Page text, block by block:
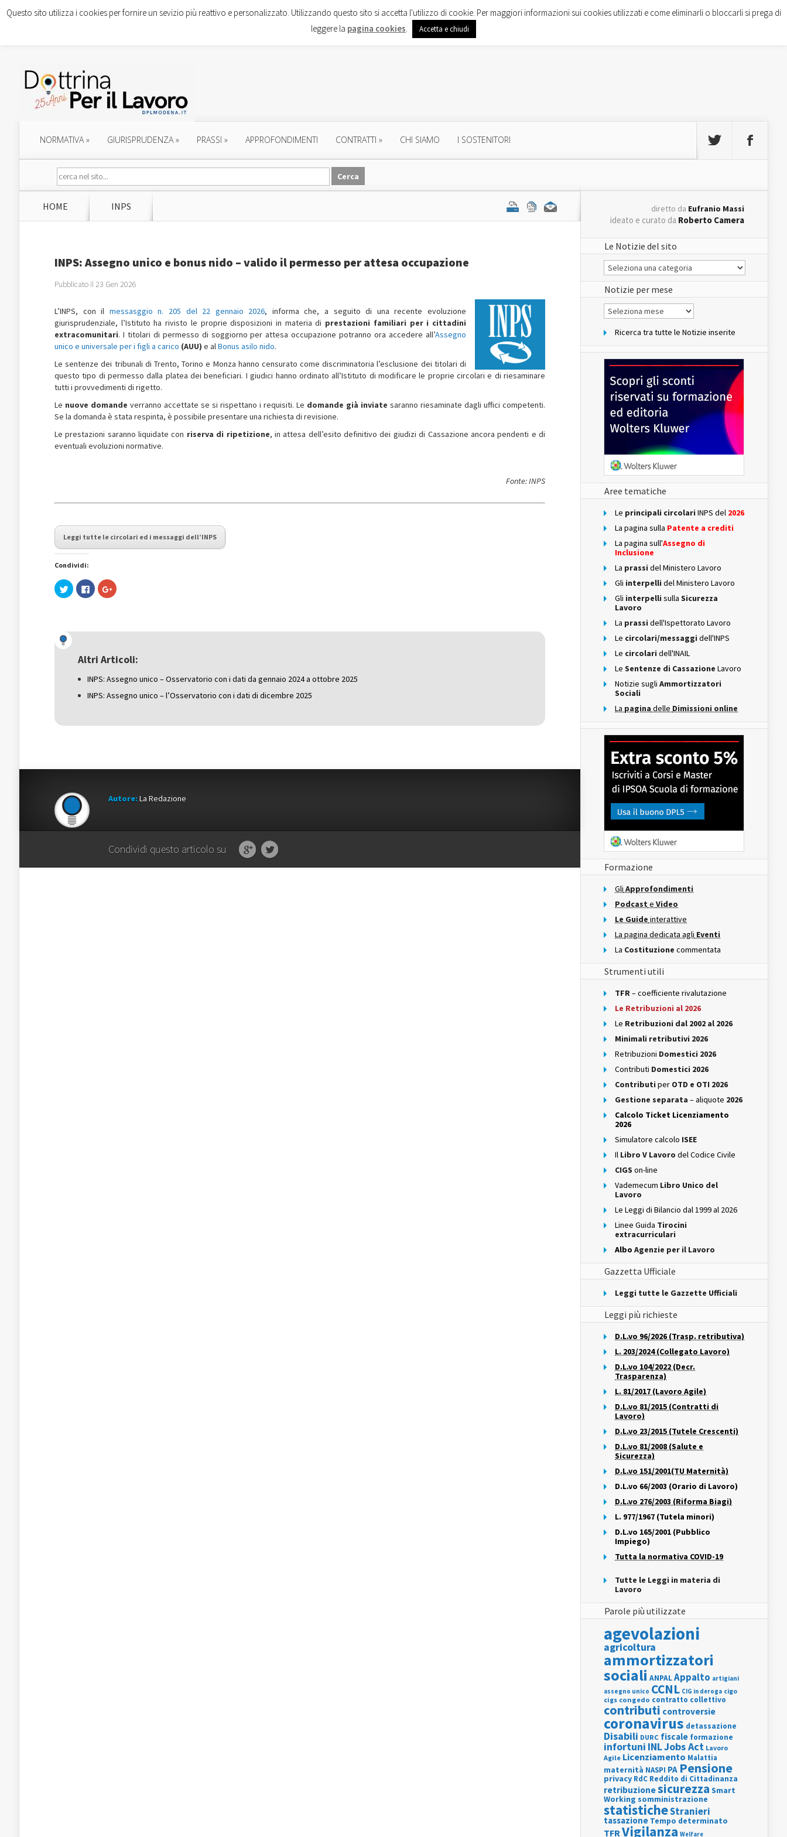
NORMATIVA» GIURISPRUDENZA» PRASSI » APPROFONDIMENTI CONTRATTI » CHI SIAMO I SOSTENITORI
HOME INPS
INPS: Assegno unico e bonus nido – valido il permesso per attesa occupazione
Pubblicato il 23 Gen 2026
L’INPS, con il messasggio n. 205 del 22 gennaio 2026, informa che, a seguito di una recente evoluzione
giurisprudenziale, l’Istituto ha rivisto le proprie disposizioni in materia di prestazioni familiari per i cittadini
extracomunitari. I titolari di permesso di soggiorno per attesa occupazione potranno ora accedere all’Assegno
unico e universale per i figli a carico (AUU) e alBonus asilo nido.
Le sentenze dei tribunali di Trento, Torino e Monza hanno censurato come discriminatoria l’esclusione dei titolari di
questo tipo di permesso dalla platea dei beneficiari. I giudici hanno ordinato all’Istituto di modificare le proprie circolari e di riesaminare
tutti i provvedimenti di rigetto.
Le nuove domande verranno accettate se si rispettano i requisiti. Le domande già inviate saranno riesaminate dagli uffici competenti.
Se la domanda è stata respinta, è possibile presentare una richiesta di revisione.
Le prestazioni saranno liquidate con riserva di ripetizione, in attesa dell’esito definitivo dei giudizi di Cassazione ancora pendenti e di
eventuali evoluzioni normative.
Fonte: INPS
Leggi tutte le circolari ed i messaggi dell’INPS
Condividi:
Fai
clic
(Si
apre
una
nuova
Fai
clic
nuova
finestra)
Fai
clic
una
nuova
Altri Articoli:
INPS: Assegno unico – Osservatorio con i dati da gennaio 2024 a ottobre 2025
INPS: Assegno unico – l’Osservatorio con i dati di dicembre 2025
Autore:La Redazione
Condividi questo articolo su
diretto da Eufranio Massi
ideato e curato da Roberto Camera
Le Notizie del sito
Le
Notizie
del
sito
Notizie per mese
Notizie
per
Ricerca tra tutte le Notizie inserite
Aree tematiche
Le principali circolari INPS del 2026
La pagina sulla Patente a crediti
La pagina sull'Assegno di
Inclusione
La prassi del Ministero Lavoro
Gli interpelli del Ministero Lavoro
Gli interpelli sulla Sicurezza
Lavoro
La prassi dell'Ispettorato Lavoro
Le circolari/messaggi dell'INPS
Le circolari dell'INAIL
Le Sentenze di Cassazione Lavoro
Notizie sugli Ammortizzatori
Sociali
La pagina delle Dimissioni online
Formazione
Gli Approfondimenti
Podcast e Video
Le Guide interattive
La pagina dedicata agli Eventi
La Costituzione commentata
Strumenti utili
TFR– coefficiente rivalutazione
Le Retribuzioni al 2026
Le Retribuzioni dal 2002 al 2026
Minimali retributivi 2026
Retribuzioni Domestici 2026
Contributi Domestici 2026
Contributi per OTD e OTI 2026
Gestione separata – aliquote 2026
Calcolo Ticket Licenziamento
2026
Simulatore calcolo ISEE
Il Libro V Lavoro del Codice Civile
CIGS on-line
Vademecum Libro Unico del
Lavoro
Le Leggi di Bilancio dal 1999 al 2026
Linee Guida Tirocini
extracurriculari
Albo Agenzie per il Lavoro
Gazzetta Ufficiale
Leggi tutte le Gazzette Ufficiali
Leggi più richieste
D.L.vo 96/2026 (Trasp. retributiva)
L. 203/2024 (Collegato Lavoro)
D.L.vo 104/2022 (Decr.
Trasparenza)
L. 81/2017 (Lavoro Agile)
D.L.vo 81/2015 (Contratti di
Lavoro)
D.L.vo 23/2015 (Tutele Crescenti)
D.L.vo 81/2008 (Salute e
Sicurezza)
D.L.vo 151/2001(TU Maternità)
D.L.vo 66/2003 (Orario di Lavoro)
D.L.vo 276/2003 (Riforma Biagi)
L. 977/1967 (Tutela minori)
D.L.vo 165/2001 (Pubblico
Impiego)
Tutta la normativa COVID-19
Tutte le Leggi in materia di
Lavoro
Parole più utilizzate
agevolazioni
agricoltura
ammortizzatori
sociali ANPALAppalto artigiani
assegno unico CCNL CIG in deroga cigo
cigs congedo contratto collettivo
contributi controversie
coronavirus detassazione
Disabili DURC fiscale formazione
infortuni INLJobs Act Lavoro
Agile Licenziamento Malattia
maternità NASPI PA Pensione
privacy RdC Reddito di Cittadinanza
retribuzionesicurezza Smart
Working somministrazione
statisticheStranieri
tassazione Tempo determinato
TFRVigilanza Welfare
Questo sito utilizza i cookies per fornire un sevizio più reattivo e personalizzato. Utilizzando questo sito si accetta l'utilizzo di cookie. Per maggiori informazioni sui cookies utilizzati e come eliminarli o bloccarli si prega di
leggere la pagina cookies. Accetta e chiudi